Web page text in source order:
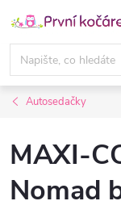
na
obsah
Autosedačky
MAXI-
Nomad